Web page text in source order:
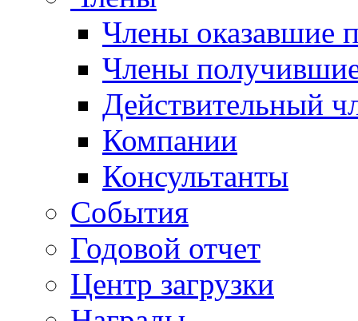
Члены оказавшие
Члены
Действительный
Компании
Консультанты
События
Годовой отчет
Центр загрузки